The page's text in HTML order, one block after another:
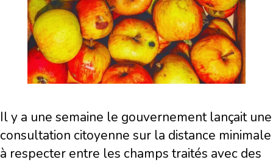
Il y a une semaine le gouvernement lançait une
consultation citoyenne sur la distance minimale
à respecter entre les champs traités avec des